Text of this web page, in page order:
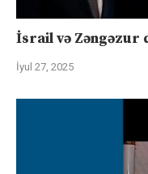
İsrail və Zəngəzur
İyul 27, 2025